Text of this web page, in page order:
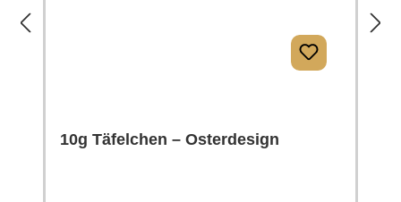
10g Täfelchen – Osterdesign